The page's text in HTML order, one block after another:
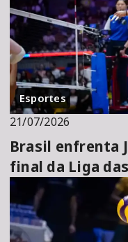
Esportes
21/07/2026
Brasil enfrenta
final da Liga